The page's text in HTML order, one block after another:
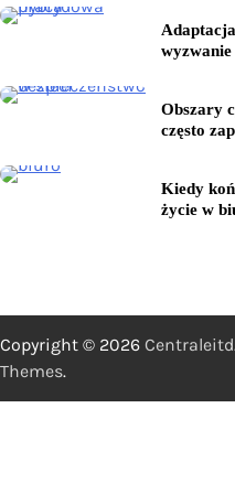
Obszary
często
Kiedy
życie w
Copyright © 2026
Themes.